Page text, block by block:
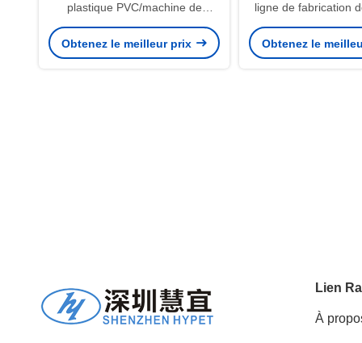
plastique PVC/machine de
recyclage de déchets plastiques
Obtenez le meilleur prix
ligne de fabrication
Obtenez le
Lien
À